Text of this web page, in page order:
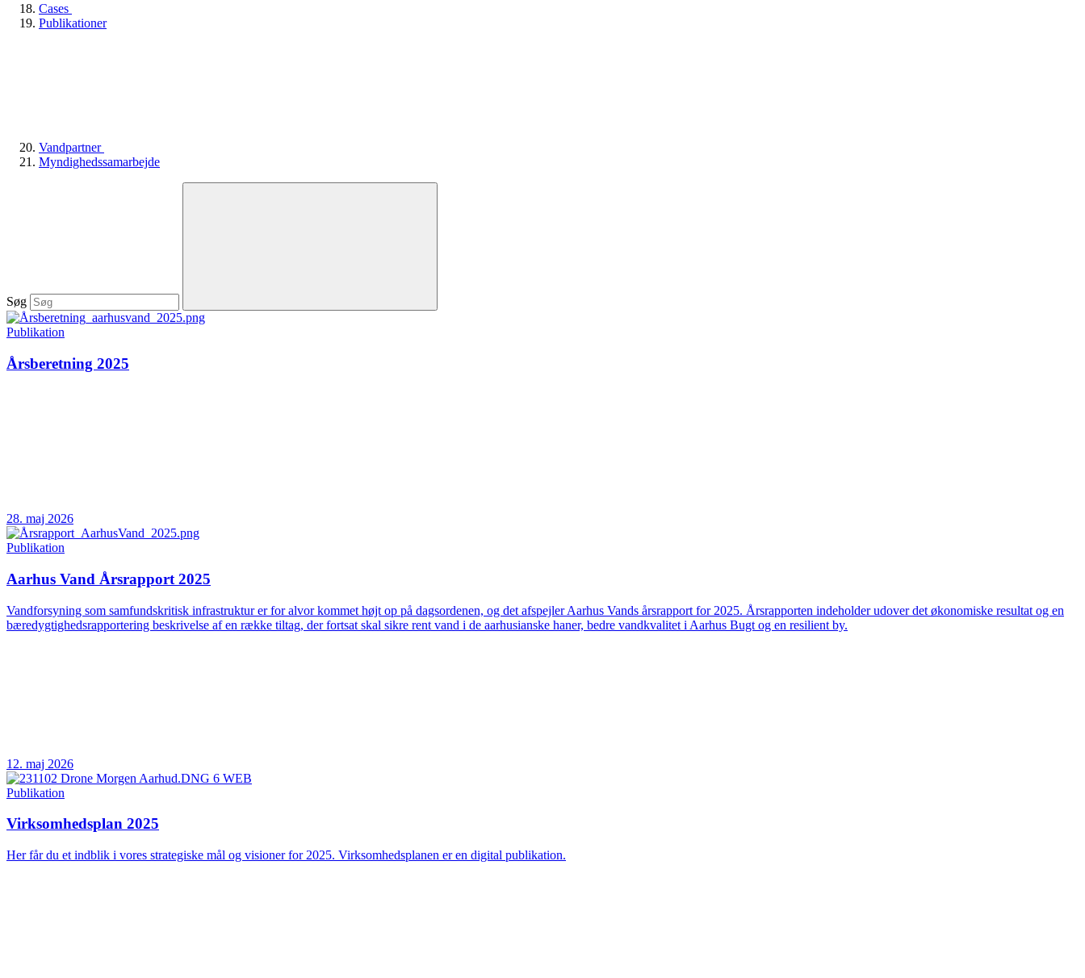
Cases
Publikationer
Vandpartner
Myndighedssamarbejde
Søg
Publikation
Årsberetning 2025
28. maj 2026
Publikation
Aarhus Vand Årsrapport 2025
Vandforsyning som samfundskritisk infrastruktur er for alvor kommet højt op på dagsordenen, og det afspejler Aarhus Vands årsrapport for 2025. Årsrapporten indeholder udover det økonomiske resultat og en
bæredygtighedsrapportering beskrivelse af en række tiltag, der fortsat skal sikre rent vand i de aarhusianske haner, bedre vandkvalitet i Aarhus Bugt og en resilient by.
12. maj 2026
Publikation
Virksomhedsplan 2025
Her får du et indblik i vores strategiske mål og visioner for 2025. Virksomhedsplanen er en digital publikation.